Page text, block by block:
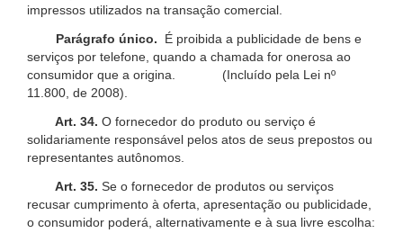
impressos utilizados na transação comercial.
Parágrafo único.
É proibida a publicidade de bens e
serviços por telefone, quando a chamada for onerosa ao
consumidor que a origina. (Incluído pela Lei nº
11.800, de 2008).
Art. 34. O fornecedor do produto ou serviço é
solidariamente responsável pelos atos de seus prepostos ou
representantes autônomos.
Art. 35. Se o fornecedor de produtos ou serviços
recusar cumprimento à oferta, apresentação ou publicidade,
o consumidor poderá, alternativamente e à sua livre escolha: